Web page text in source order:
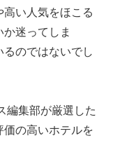
高い人気をほこる
迷ってしま
のではないでし
編集部が厳選した
の高いホテルを